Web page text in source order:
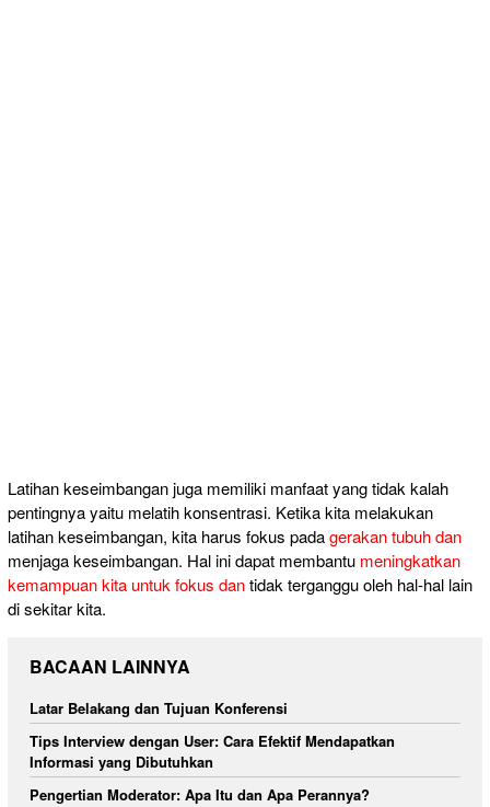
Latihan keseimbangan juga memiliki manfaat yang tidak kalah
pentingnya yaitu melatih konsentrasi. Ketika kita melakukan
latihan keseimbangan, kita harus fokus padagerakan tubuh dan
menjaga keseimbangan. Hal ini dapat membantu meningkatkan
kemampuan kita untuk fokus dantidak terganggu oleh hal-hal lain
di sekitar kita.
BACAAN LAINNYA
Latar Belakang dan Tujuan Konferensi
Tips Interview dengan User: Cara Efektif Mendapatkan
Informasi yang Dibutuhkan
Pengertian Moderator: Apa Itu dan Apa Perannya?